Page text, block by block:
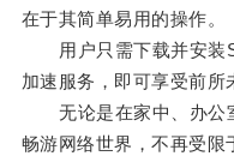
在于其简单易用的操作。
用户只需下载并安装
加速服务，即可享受前所
无论是在家中、办公
畅游网络世界，不再受限